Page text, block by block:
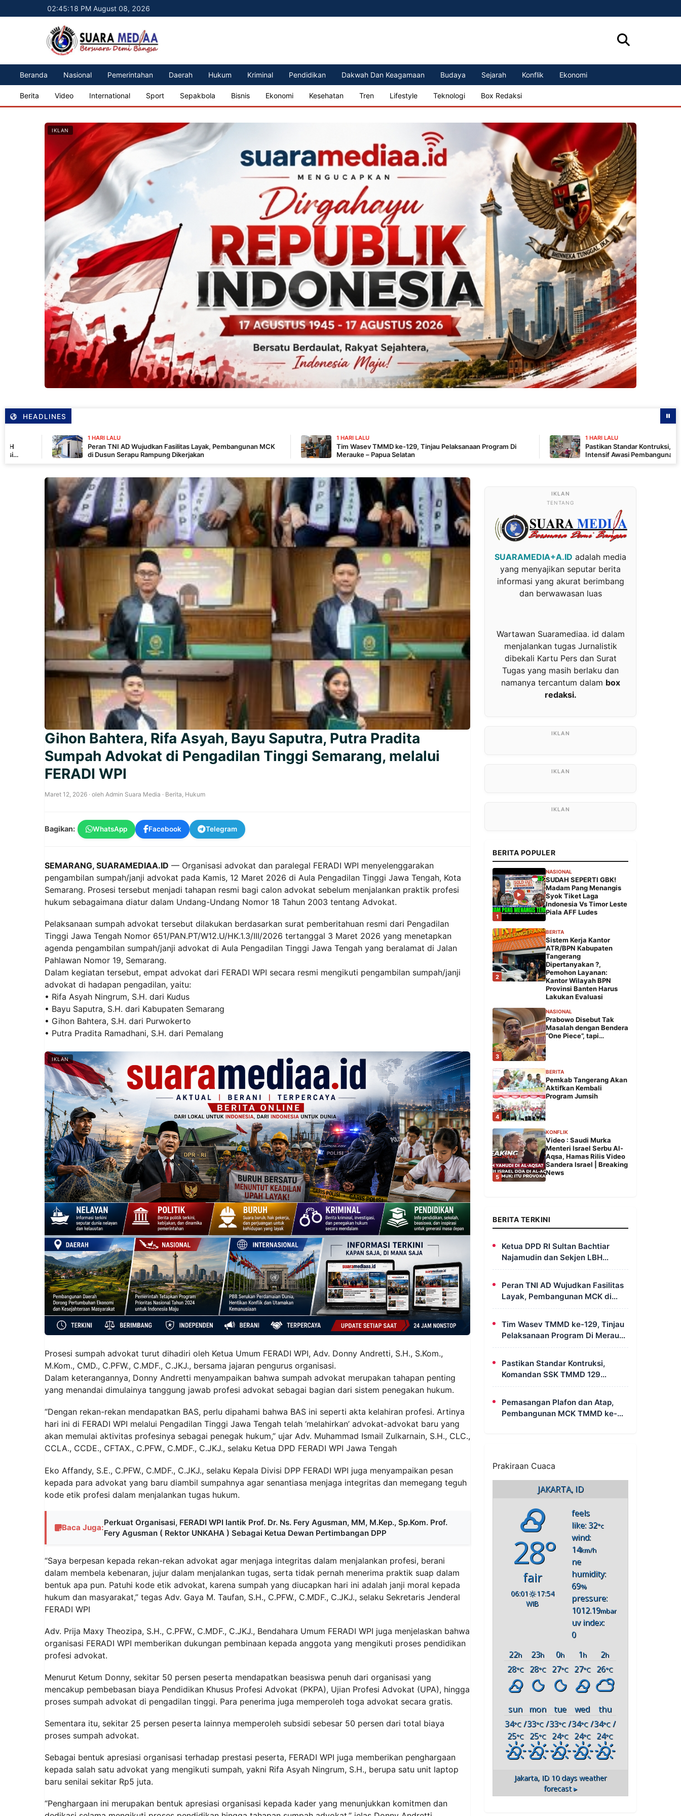
02:45:20 PM August 08, 2026
Beranda Nasional Pemerintahan Daerah Hukum Kriminal Pendidikan Dakwah Dan Keagamaan Budaya Sejarah Konflik Ekonomi
Berita Video International Sport Sepakbola Bisnis Ekonomi Kesehatan Tren Lifestyle Teknologi Box Redaksi
IKLAN
HEADLINES
Peran TNI AD Wujudkan Fasilitas Layak, Pembangunan MCK
di Dusun Serapu Rampung Dikerjakan
Tim Wasev TMMD ke-129, Tinjau Pelaksanaan Program Di
Merauke – Papua Selatan
Pastikan Standar Kontruksi, Komandan SSK TMMD
Intensif Awasi Pembangunan MCK di Wanam
Gihon Bahtera, Rifa Asyah, Bayu Saputra, Putra Pradita
Sumpah Advokat di Pengadilan Tinggi Semarang, melalui
FERADI WPI
Maret 12, 2026 · oleh Admin Suara Media · Berita Hukum
Bagikan: WhatsApp Facebook Telegram
SEMARANG, SUARAMEDIAA.ID — Organisasi advokat dan paralegal FERADI WPI menyelenggarakan
pengambilan sumpah/janji advokat pada Kamis, 12 Maret 2026 di Aula Pengadilan Tinggi Jawa Tengah, Kota
Semarang. Prosesi tersebut menjadi tahapan resmi bagi calon advokat sebelum menjalankan praktik profesi
hukum sebagaimana diatur dalam Undang-Undang Nomor 18 Tahun 2003 tentang Advokat.
Pelaksanaan sumpah advokat tersebut dilakukan berdasarkan surat pemberitahuan resmi dari Pengadilan
Tinggi Jawa Tengah Nomor 651/PAN.PT/W12.U/HK.1.3/III/2026 tertanggal 3 Maret 2026 yang menetapkan
agenda pengambilan sumpah/janji advokat di Aula Pengadilan Tinggi Jawa Tengah yang beralamat di Jalan
Pahlawan Nomor 19, Semarang.
Dalam kegiatan tersebut, empat advokat dari FERADI WPI secara resmi mengikuti pengambilan sumpah/janji
advokat di hadapan pengadilan, yaitu:
• Rifa Asyah Ningrum, S.H. dari Kudus
• Bayu Saputra, S.H. dari Kabupaten Semarang
• Gihon Bahtera, S.H. dari Purwokerto
• Putra Pradita Ramadhani, S.H. dari Pemalang
IKLAN
Prosesi sumpah advokat turut dihadiri oleh Ketua Umum FERADI WPI, Adv. Donny Andretti, S.H., S.Kom.,
M.Kom., CMD., C.PFW., C.MDF., C.JKJ., bersama jajaran pengurus organisasi.
Dalam keterangannya, Donny Andretti menyampaikan bahwa sumpah advokat merupakan tahapan penting
yang menandai dimulainya tanggung jawab profesi advokat sebagai bagian dari sistem penegakan hukum.
“Dengan rekan-rekan mendapatkan BAS, perlu dipahami bahwa BAS ini seperti akta kelahiran profesi. Artinya
hari ini di FERADI WPI melalui Pengadilan Tinggi Jawa Tengah telah ‘melahirkan’ advokat-advokat baru yang
akan memulai aktivitas profesinya sebagai penegak hukum,” ujar Adv. Muhammad Ismail Zulkarnain, S.H., CLC.,
CCLA., CCDE., CFTAX., C.PFW., C.MDF., C.JKJ., selaku Ketua DPD FERADI WPI Jawa Tengah
Eko Affandy, S.E., C.PFW., C.MDF., C.JKJ., selaku Kepala Divisi DPP FERADI WPI juga menyampaikan pesan
kepada para advokat yang baru diambil sumpahnya agar senantiasa menjaga integritas dan memegang teguh
kode etik profesi dalam menjalankan tugas hukum.
Baca Juga:
Perkuat Organisasi, FERADI WPI lantik Prof. Dr. Ns. Fery Agusman, MM, M.Kep., Sp.Kom. Prof.
Fery Agusman ( Rektor UNKAHA ) Sebagai Ketua Dewan Pertimbangan DPP
“Saya berpesan kepada rekan-rekan advokat agar menjaga integritas dalam menjalankan profesi, berani
dalam membela kebenaran, jujur dalam menjalankan tugas, serta tidak pernah menerima praktik suap dalam
bentuk apa pun. Patuhi kode etik advokat, karena sumpah yang diucapkan hari ini adalah janji moral kepada
hukum dan masyarakat,” tegas Adv. Gaya M. Taufan, S.H., C.PFW., C.MDF., C.JKJ., selaku Sekretaris Jenderal
FERADI WPI
Adv. Prija Maxy Theozipa, S.H., C.PFW., C.MDF., C.JKJ., Bendahara Umum FERADI WPI juga menjelaskan bahwa
organisasi FERADI WPI memberikan dukungan pembinaan kepada anggota yang mengikuti proses pendidikan
profesi advokat.
Menurut Ketum Donny, sekitar 50 persen peserta mendapatkan beasiswa penuh dari organisasi yang
mencakup pembebasan biaya Pendidikan Khusus Profesi Advokat (PKPA), Ujian Profesi Advokat (UPA), hingga
proses sumpah advokat di pengadilan tinggi. Para penerima juga memperoleh toga advokat secara gratis.
Sementara itu, sekitar 25 persen peserta lainnya memperoleh subsidi sebesar 50 persen dari total biaya
proses sumpah advokat.
Sebagai bentuk apresiasi organisasi terhadap prestasi peserta, FERADI WPI juga memberikan penghargaan
kepada salah satu advokat yang mengikuti sumpah, yakni Rifa Asyah Ningrum, S.H., berupa satu unit laptop
baru senilai sekitar Rp5 juta.
“Penghargaan ini merupakan bentuk apresiasi organisasi kepada kader yang menunjukkan komitmen dan
TENTANG
SUARAMEDIA+A.ID adalah media
yang menyajikan seputar berita
informasi yang akurat berimbang
dan berwawasan luas
Wartawan Suaramediaa. id dalam
menjalankan tugas Jurnalistik
dibekali Kartu Pers dan Surat
Tugas yang masih berlaku dan
namanya tercantum dalam box
redaksi.
BERITA POPULER
1
NASIONAL
SUDAH SEPERTI GBK!
Madam Pang Menangis
Syok Tiket Laga
Indonesia Vs Timor Leste
Piala AFF Ludes
2
BERITA
Sistem Kerja Kantor
ATR/BPN Kabupaten
Tangerang
Dipertanyakan ?,
Pemohon Layanan:
Kantor Wilayah BPN
Provinsi Banten Harus
Lakukan Evaluasi
3
NASIONAL
Prabowo Disebut Tak
Masalah dengan Bendera
“One Piece”, tapi…
4
BERITA
Pemkab Tangerang Akan
Aktifkan Kembali
Program Jumsih
5
KONFLIK
Video : Saudi Murka
Menteri Israel Serbu Al-
Aqsa, Hamas Rilis Video
Sandera Israel | Breaking
News
BERITA TERKINI
Ketua DPD RI Sultan Bachtiar
Najamudin dan Sekjen LBH
FERADI Yoshua Rivaldo Bahas
Geopolitik dan Supremasi Hukum
Peran TNI AD Wujudkan Fasilitas
Layak, Pembangunan MCK di
Dusun Serapu Rampung
Dikerjakan
Tim Wasev TMMD ke-129, Tinjau
Pelaksanaan Program Di Merauke
– Papua Selatan
Pastikan Standar Kontruksi,
Komandan SSK TMMD 129
Intensif Awasi Pembangunan
Pemasangan Plafon dan Atap,
Pembangunan MCK TMMD ke-
Prakiraan Cuaca
JAKARTA, ID
28°
fair
06:01
17:54
WIB
feels
like: 32°c
wind:
14km/h
ne
humidity:
69%
pressure:
1012.19mbar
uv index:
0
22h 23h 0h 1h 2h
28°C 28°C 27°C 27°C 26°C
sun mon tue wed
thu
34°C/
25°C
33°C/
25°C
33°C/
24°C
34°C/
24°C
34°C /
24°C
Jakarta, ID 10 days weather
forecast ▸